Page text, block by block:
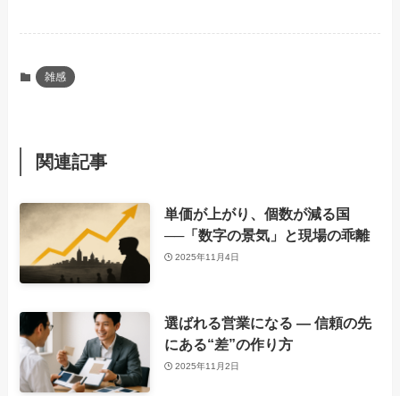
雑感
関連記事
単価が上がり、個数が減る国
──「数字の景気」と現場の乖離
2025年11月4日
選ばれる営業になる ― 信頼の先
にある“差”の作り方
2025年11月2日